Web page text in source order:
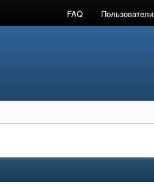
FAQ Пользователи